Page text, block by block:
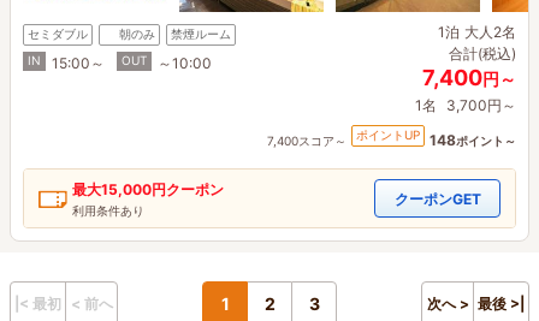
セミダブル 朝のみ
禁煙ルーム
IN
15:00～ OUT ～10:00
1泊 大人2名
合計(税込)
7,400円～
1名 3,700円～
7,400スコア～ ポイントUP 148ポイント～
最大15,000円クーポン
利用条件あり
クーポンGET
|< 最初 < 前へ 1 2 3 次へ > 最後 >|